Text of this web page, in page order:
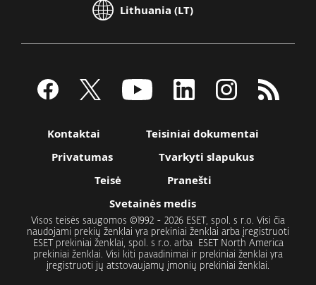
Lithuania (LT)
Kontaktai
Teisiniai dokumentai
Privatumas
Tvarkyti slapukus
Teisė
Pranešti
Svetainės medis
Visos teisės saugomos ©1992 - 2026 ESET, spol. s r.o. Visi čia
naudojami prekių ženklai yra prekiniai ženklai arba įregistruoti
ESET prekiniai ženklai, spol. s r.o. arba ESET North America
prekiniai ženklai. Visi kiti pavadinimai ir prekiniai ženklai yra
įregistruoti jų atstovaujamų įmonių prekiniai ženklai.